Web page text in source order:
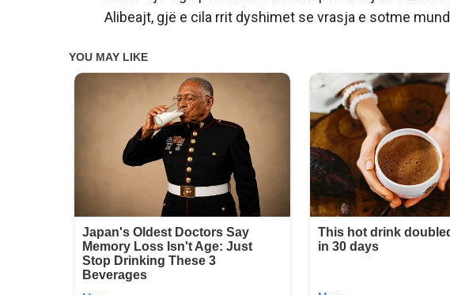
Alibeajt, gjë e cila rrit dyshimet se vrasja e sotme